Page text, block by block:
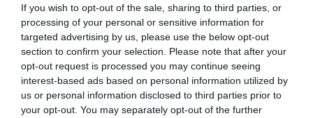
If you wish to opt-out of the sale, sharing to third parties, or
processing of your personal or sensitive information for
targeted advertising by us, please use the below opt-out
section to confirm your selection. Please note that after your
opt-out request is processed you may continue seeing
interest-based ads based on personal information utilized by
us or personal information disclosed to third parties prior to
your opt-out. You may separately opt-out of the further
Ροή Ειδήσεων
Καιρός Δεκαπενταύγουστο:
Η προοπτική εξέλιξης από
τον Σάκη Αρναούτογλου (vid)
08/08/2026 08:51